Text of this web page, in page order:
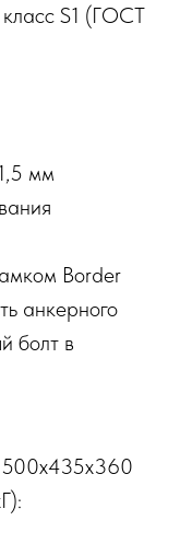
S1 (ГОСТ
мм
Border
анкерного
болт в